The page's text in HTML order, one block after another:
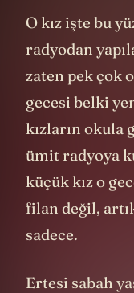
O kız işte bu
radyodan
zaten pek çok
gecesi belki
kızların
ümit radyoya
küçük kız o
filan değil,
sadece.
Ertesi sabah